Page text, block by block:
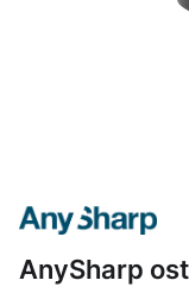
AnySharp